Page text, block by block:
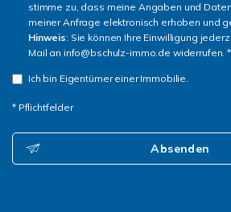
stimme zu, dass meine Angaben und
meiner Anfrage elektronisch erhoben und
Hinweis: Sie können Ihre Einwilligung
Mail an info@bschulz-immo.de widerrufen. *
Ich bin Eigentümer einer Immobilie.
* Pflichtfelder
Absenden